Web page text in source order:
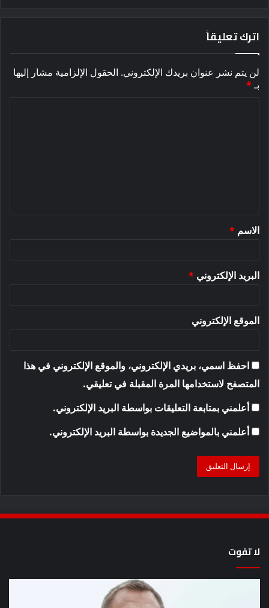
اترك تعليقاً
لن يتم نشر عنوان بريدك الإلكتروني. الحقول الإلزامية مشار إليها
بـ*
*
الاسم *
البريد الإلكتروني *
الموقع الإلكتروني
احفظ اسمي، بريدي الإلكتروني، والموقع الإلكتروني في هذا
المتصفح لاستخدامها المرة المقبلة في تعليقي.
أعلمني بمتابعة التعليقات بواسطة البريد الإلكتروني.
أعلمني بالمواضيع الجديدة بواسطة البريد الإلكتروني.
لا تفوت